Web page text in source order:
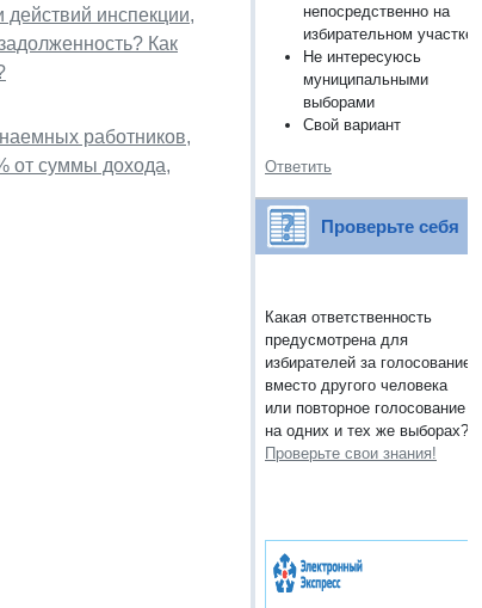
инспекции,
Как
работников,
от суммы дохода,
непосредственно на
избирательном участке
Не интересуюсь
муниципальными
выборами
Свой вариант
Ответить
Проверьте себя
Какая ответственность
предусмотрена для
избирателей за голосование
вместо другого человека
или повторное голосование
на одних и тех же выборах?
Проверьте свои знания!